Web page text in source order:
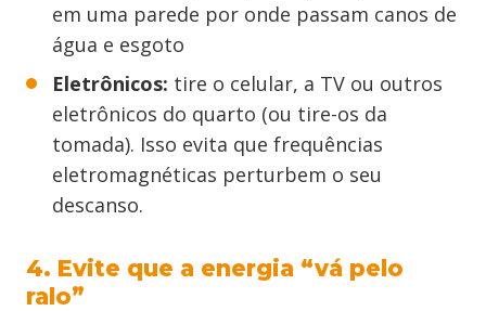
em uma parede por onde passam canos de
água e esgoto
Eletrônicos: tire o celular, a TV ou outros
eletrônicos do quarto (ou tire-os da
tomada). Isso evita que frequências
eletromagnéticas perturbem o seu
descanso.
4. Evite que a energia “vá pelo
ralo”